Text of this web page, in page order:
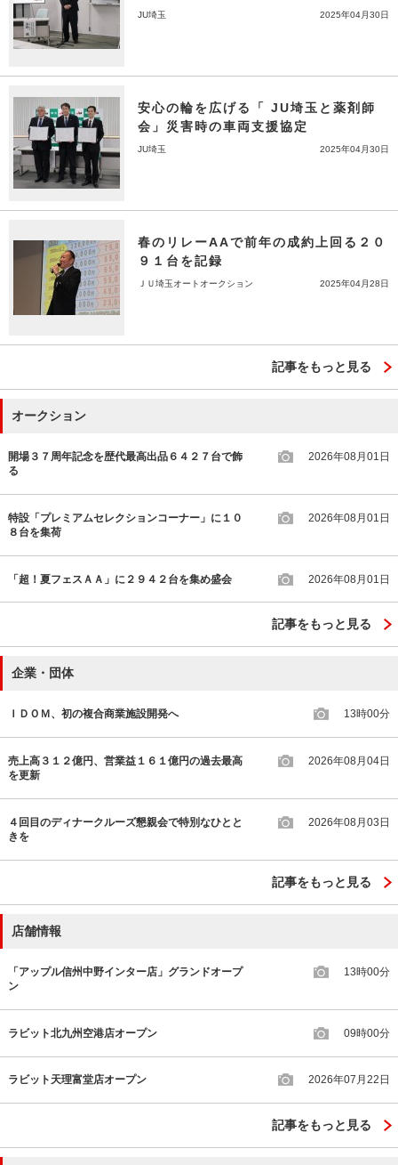
JU埼玉 2025年04月30日
安心の輪を広げる「 JU埼玉と薬剤師
会」災害時の車両支援協定
JU埼玉 2025年04月30日
春のリレーAAで前年の成約上回る２０
９１台を記録
ＪＵ埼玉オートオークション 2025年04月28日
記事をもっと見る
オークション
開場３７周年記念を歴代最高出品６４２７台で飾
る
2026年08月01日
特設「プレミアムセレクションコーナー」に１０
８台を集荷
2026年08月01日
「超！夏フェスＡＡ」に２９４２台を集め盛会 2026年08月01日
記事をもっと見る
企業・団体
ＩＤＯＭ、初の複合商業施設開発へ 13時00分
売上高３１２億円、営業益１６１億円の過去最高
を更新
2026年08月04日
４回目のディナークルーズ懇親会で特別なひとと
きを
2026年08月03日
記事をもっと見る
店舗情報
「アップル信州中野インター店」グランドオープ
ン
13時00分
ラビット北九州空港店オープン 09時00分
ラビット天理富堂店オープン 2026年07月22日
記事をもっと見る